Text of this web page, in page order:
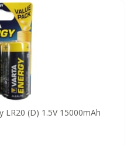
LR20 (D) 1.5V 15000mAh